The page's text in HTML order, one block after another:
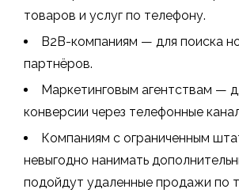
товаров и услуг по телефону.
B2B-компаниям — для поиска
партнёров.
Маркетинговым агентствам —
конверсии через телефонные
Компаниям с ограниченным
невыгодно нанимать
подойдут удаленные продажи по